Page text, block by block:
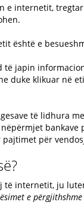
e internetit,
është e
të japin
duke klikuar në
të lidhura
për
të internetit, ju
e